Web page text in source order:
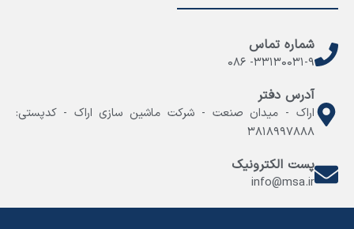
شماره تماس
۳۳۱۳۰۰۳۱-۹- ۰۸۶
آدرس دفتر
اراک - میدان صنعت - شرکت ماشین سازی اراک - کدپستی:
۳۸۱۸۹۹۷۸۸۸
پست الکترونیک
info@msa.ir